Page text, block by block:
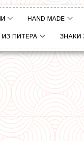
HAND MADE
ПИТЕРА ЗНАКИ